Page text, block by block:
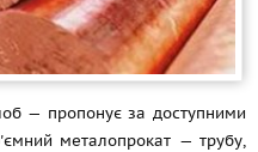
— пропонує за доступними
металопрокат — трубу,